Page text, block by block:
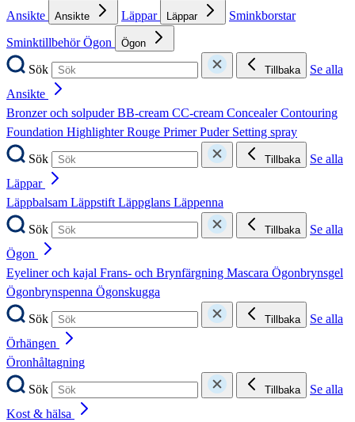
Ansikte
Ansikte Läppar Läppar
Sminkborstar
SminktillbehörÖgon Ögon
Sök Tillbaka
Se alla
Ansikte
Bronzer och solpuderBB-cream CC-cream ConcealerContouring
Foundation HighlighterRouge PrimerPuder Setting spray
Sök
Tillbaka
Se alla
Läppar
Läppbalsam LäppstiftLäppglans Läppenna
Sök
Tillbaka
Se alla
Ögon
Eyeliner och kajal Frans- och Brynfärgning Mascara Ögonbrynsgel
Ögonbrynspenna Ögonskugga
Sök
Tillbaka
Se alla
Örhängen
Öronhåltagning
Sök
Tillbaka
Se alla
Kost & hälsa